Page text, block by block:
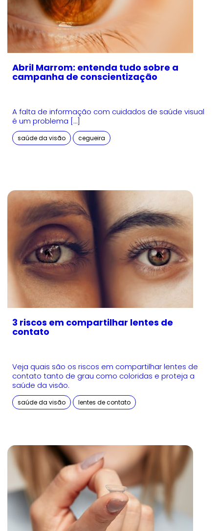
Abril Marrom: entenda tudo sobre a
campanha de conscientização
A falta de informação com cuidados de saúde visual
é um problema […]
saúde da visão cegueira
3 riscos em compartilhar lentes de
contato
Veja quais são os riscos em compartilhar lentes de
contato tanto de grau como coloridas e proteja a
saúde da visão.
saúde da visão lentes de contato